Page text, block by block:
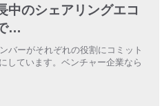
中のシェアリングエコ
…
バーがそれぞれの役割にコミット
しています。ベンチャー企業なら